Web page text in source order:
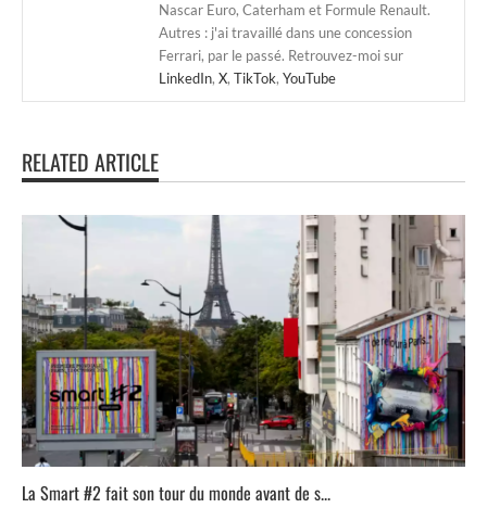
Nascar Euro, Caterham et Formule Renault.
Autres : j'ai travaillé dans une concession
Ferrari, par le passé. Retrouvez-moi sur
LinkedIn, X, TikTok, YouTube
RELATED ARTICLE
La Smart #2 fait son tour du monde avant de s...